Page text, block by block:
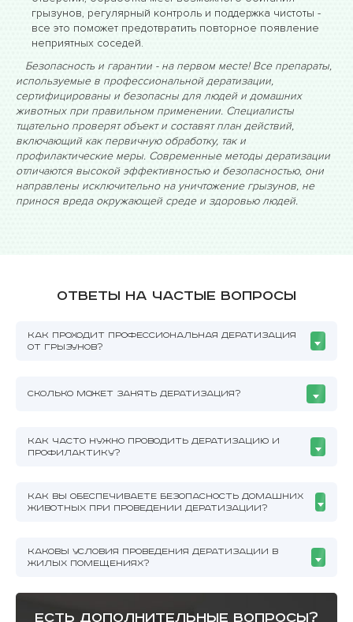
грызунов, регулярный контроль и поддержка чистоты -
все это поможет предотвратить повторное появление
неприятных соседей.
Безопасность и гарантии - на первом месте! Все препараты,
используемые в профессиональной дератизации,
сертифицированы и безопасны для людей и домашних
животных при правильном применении. Специалисты
тщательно проверят объект и составят план действий,
включающий как первичную обработку, так и
профилактические меры. Современные методы дератизации
отличаются высокой эффективностью и безопасностью, они
направлены исключительно на уничтожение грызунов, не
принося вреда окружающей среде и здоровью людей.
Ответы на частые вопросы
КАК ПРОХОДИТ ПРОФЕССИОНАЛЬНАЯ ДЕРАТИЗАЦИЯ
ОТ ГРЫЗУНОВ?
СКОЛЬКО МОЖЕТ ЗАНЯТЬ ДЕРАТИЗАЦИЯ?
КАК ЧАСТО НУЖНО ПРОВОДИТЬ ДЕРАТИЗАЦИЮ И
ПРОФИЛАКТИКУ?
КАК ВЫ ОБЕСПЕЧИВАЕТЕ БЕЗОПАСНОСТЬ ДОМАШНИХ
ЖИВОТНЫХ ПРИ ПРОВЕДЕНИИ ДЕРАТИЗАЦИИ?
КАКОВЫ УСЛОВИЯ ПРОВЕДЕНИЯ ДЕРАТИЗАЦИИ В
ЖИЛЫХ ПОМЕЩЕНИЯХ?
есть дополнительные вопросы?